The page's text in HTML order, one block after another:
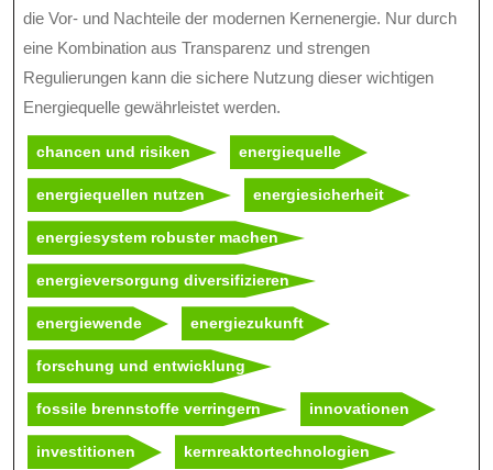
die Vor- und Nachteile der modernen Kernenergie. Nur durch
eine Kombination aus Transparenz und strengen
Regulierungen kann die sichere Nutzung dieser wichtigen
Energiequelle gewährleistet werden.
chancen und risiken energiequelle
energiequellen nutzen energiesicherheit
energiesystem robuster machen
energieversorgung diversifizieren
energiewende energiezukunft
forschung und entwicklung
fossile brennstoffe verringern innovationen
investitionen kernreaktortechnologien